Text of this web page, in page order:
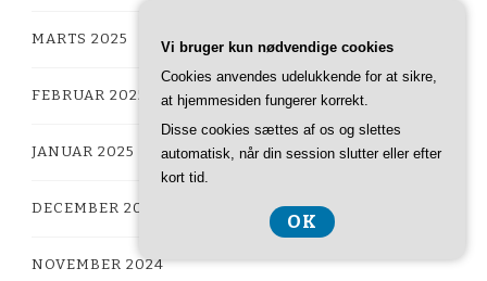
MARTS 2025
FEBRUAR 2025
JANUAR 2025
DECEMBER 2024
NOVEMBER 2024
Vi bruger kun nødvendige cookies
Cookies anvendes udelukkende for at sikre,
at hjemmesiden fungerer korrekt.
Disse cookies sættes af os og slettes
automatisk, når din session slutter eller efter
kort tid.
OK